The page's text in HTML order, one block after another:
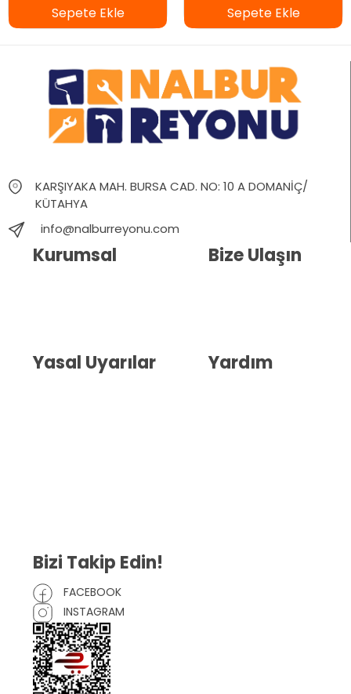
Sepete Ekle Sepete Ekle
KARŞIYAKA MAH. BURSA CAD. NO: 10 A DOMANİÇ/
KÜTAHYA
info@nalburreyonu.com
Kurumsal
Yasal Uyarılar
Bize Ulaşın
Yardım
Bizi Takip Edin!
FACEBOOK
INSTAGRAM